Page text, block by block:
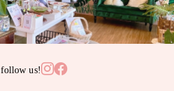
follow us!